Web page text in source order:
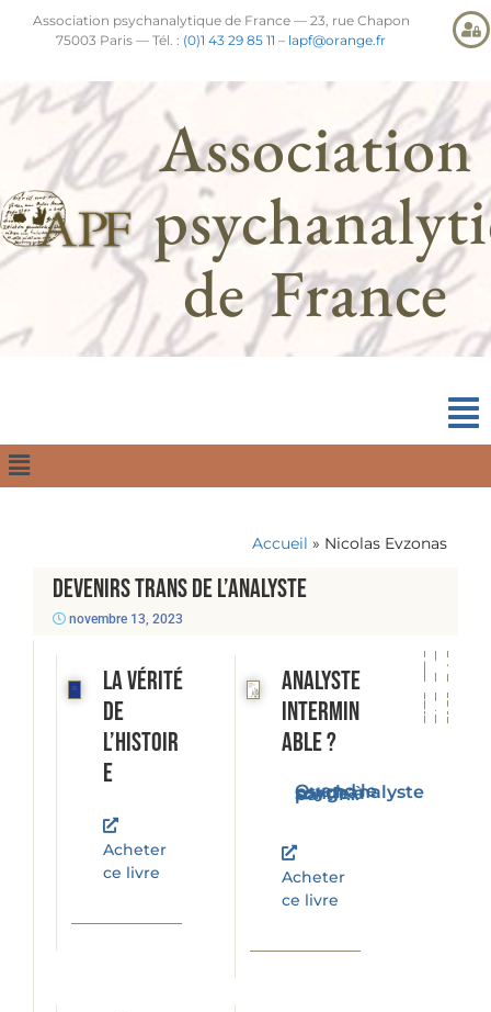
Association psychanalytique de France — 23, rue Chapon
75003 Paris — Tél. : (0)1 43 29 85 11 – lapf@orange.fr
Association
de France
Accueil » Nicolas Evzonas
Devenirs trans de l’analyste
novembre 13, 2023
La vérité
de
l’histoir
e
Acheter
ce livre
Analyste
intermin
able ?
Quand le psychanalyste songe à partir...
Acheter
ce livre